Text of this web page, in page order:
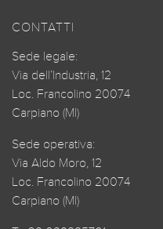
CONTATTI
Sede legale:
Via dell’Industria, 12
Loc. Francolino 20074
Carpiano (MI)
Sede operativa:
Via Aldo Moro, 12
Loc. Francolino 20074
Carpiano (MI)